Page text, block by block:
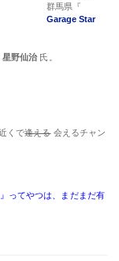
群馬県『
Garage Star
星野仙治氏。
くで逢える会えるチャン
ってやつは、まだまだ有